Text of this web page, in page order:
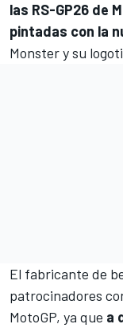
las RS-GP26 de
pintadas con la
Monster y su
El fabricante de
patrocinadores
MotoGP, ya que a